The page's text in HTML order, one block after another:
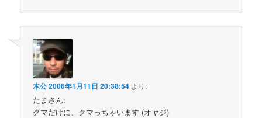
木公2006年1月11日 20:38:54 より:
たまさん:
クマだけに、クマっちゃいます (オヤジ)